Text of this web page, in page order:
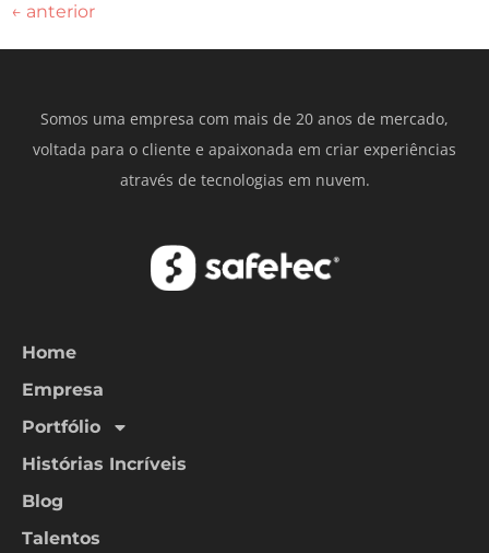
← anterior
Somos uma empresa com mais de 20 anos de mercado,
voltada para o cliente e apaixonada em criar experiências
através de tecnologias em nuvem.
Home
Empresa
Portfólio
Histórias Incríveis
Blog
Talentos